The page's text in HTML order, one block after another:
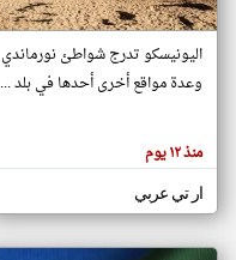
هنا عن
وجهة
كاتبيها.
اليونيسكو تدرج شواطئ نورماندي
وعدة مواقع أخرى أحدها في بلد ...
منذ ١٢ يوم
ار تي عربي